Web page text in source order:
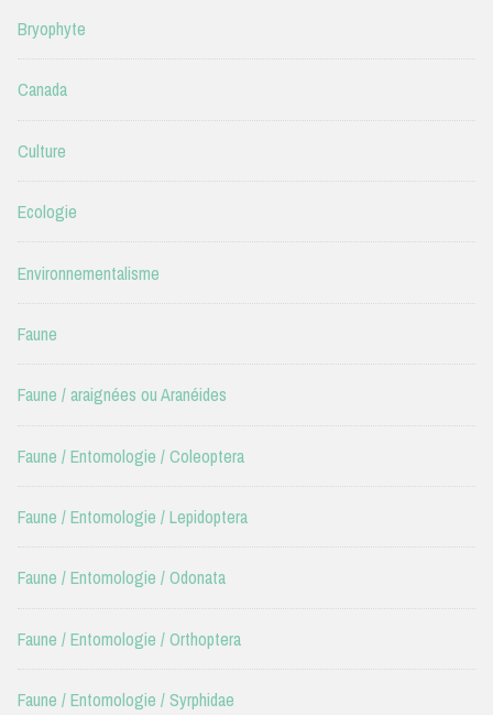
Bryophyte
Canada
Culture
Ecologie
Environnementalisme
Faune
Faune / araignées ou Aranéides
Faune / Entomologie / Coleoptera
Faune / Entomologie / Lepidoptera
Faune / Entomologie / Odonata
Faune / Entomologie / Orthoptera
Faune / Entomologie / Syrphidae